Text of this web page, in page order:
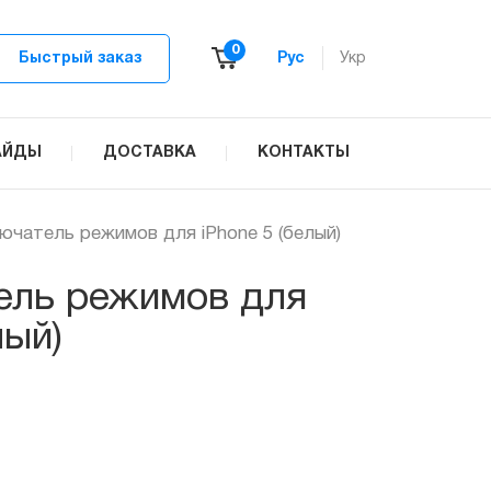
Быстрый заказ
0
Рус Укр
ДОСТАВКА КОНТАКТЫ
режимов для iPhone 5 (белый)
режимов для